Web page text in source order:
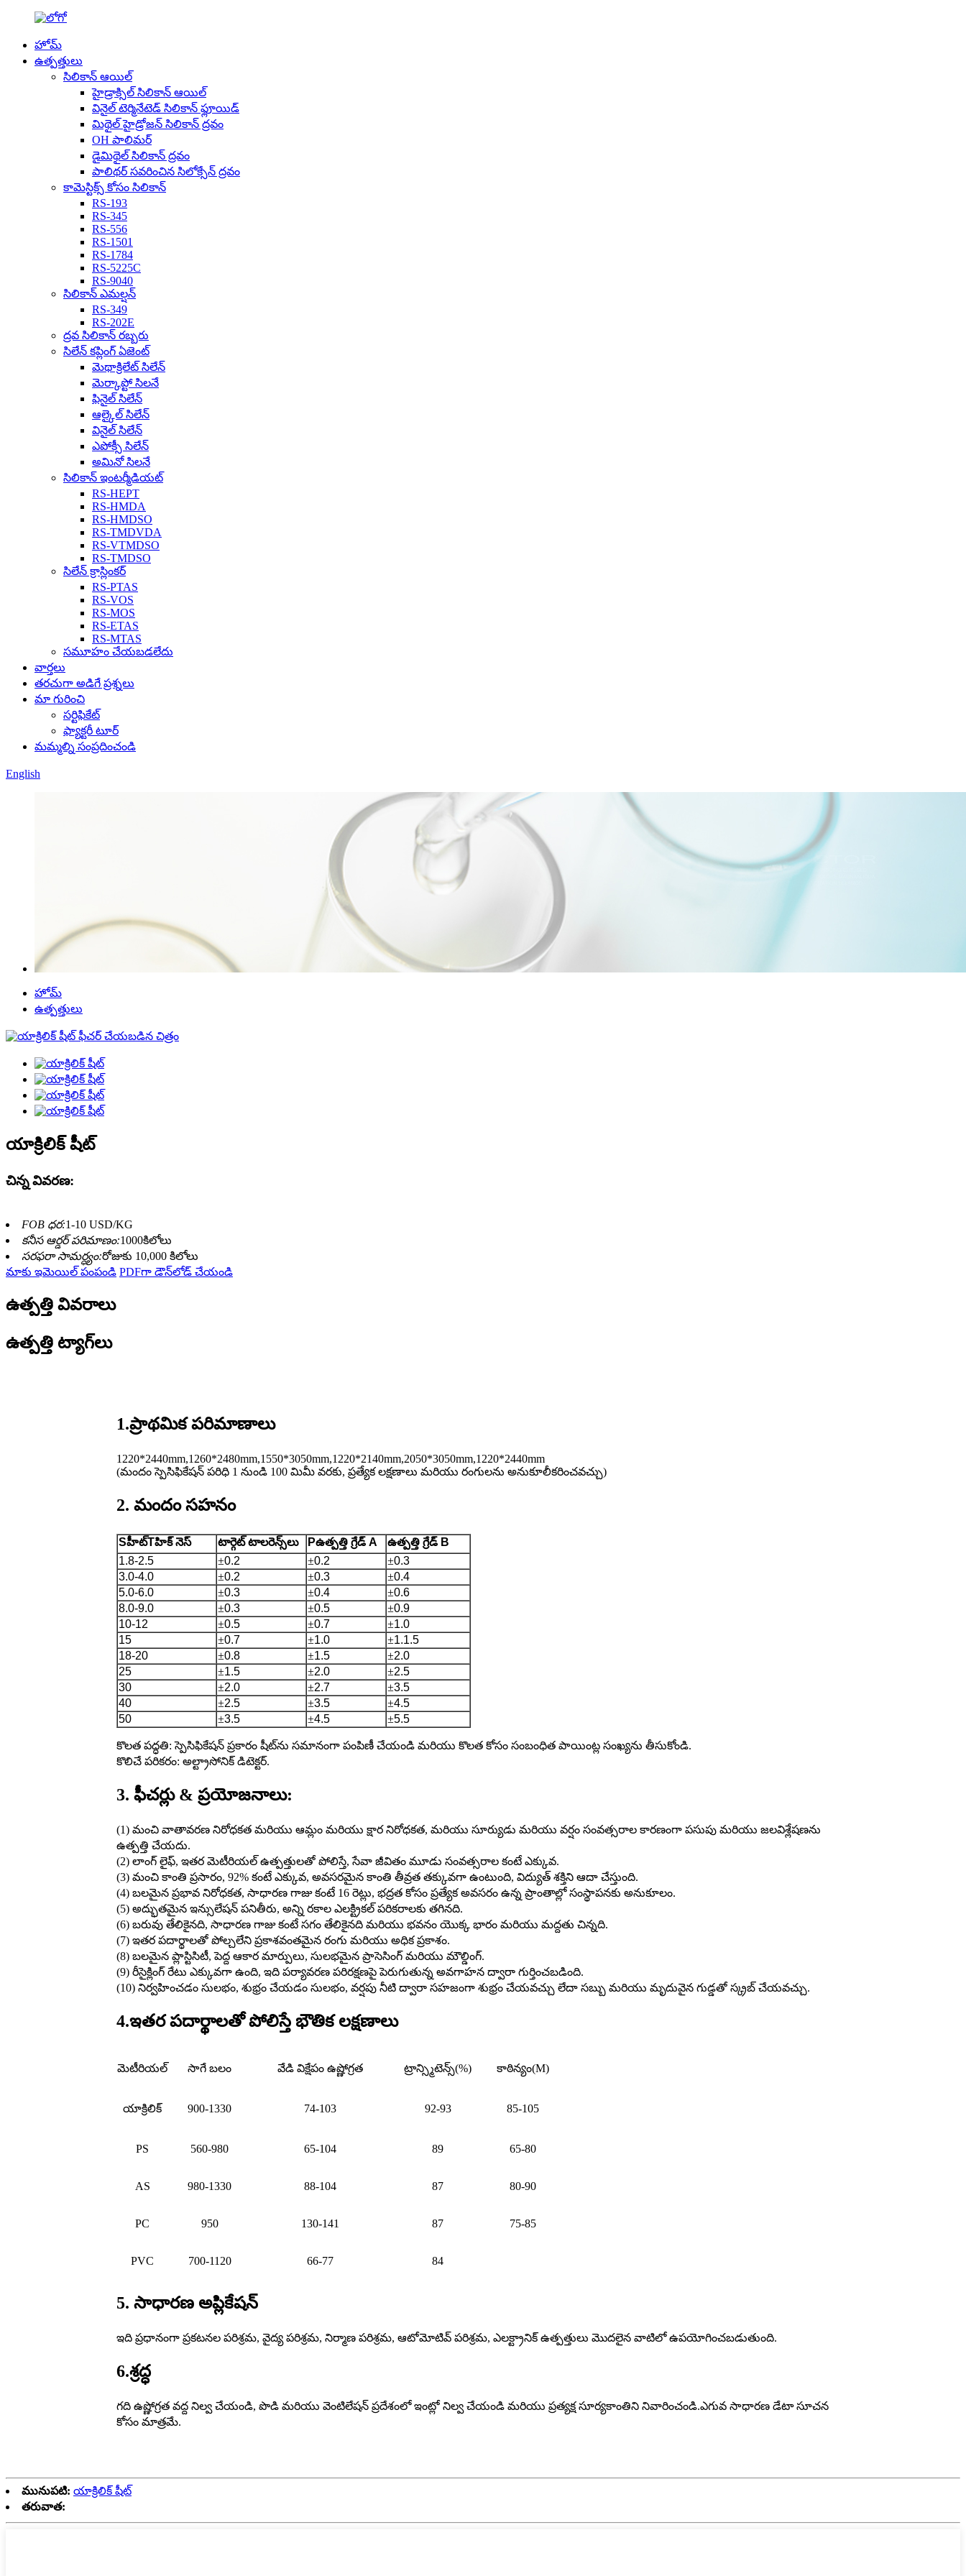
హోమ్
ఉత్పత్తులు
సిలికాన్ ఆయిల్
హైడ్రాక్సిల్ సిలికాన్ ఆయిల్
వినైల్ టెర్మినేటెడ్ సిలికాన్ ఫ్లూయిడ్
మిథైల్ హైడ్రోజన్ సిలికాన్ ద్రవం
OH పాలిమర్
డైమిథైల్ సిలికాన్ ద్రవం
పాలిథర్ సవరించిన సిలోక్సేన్ ద్రవం
కామెస్టిక్స్ కోసం సిలికాన్
RS-193
RS-345
RS-556
RS-1501
RS-1784
RS-5225C
RS-9040
సిలికాన్ ఎమల్షన్
RS-349
RS-202E
ద్రవ సిలికాన్ రబ్బరు
సిలేన్ కప్లింగ్ ఏజెంట్
మెథాక్రిలేట్ సిలేన్
మెర్కాప్టో సిలనే
ఫినైల్ సిలేన్
ఆల్కైల్ సిలేన్
వినైల్ సిలేన్
ఎపోక్సీ సిలేన్
అమినో సిలనే
సిలికాన్ ఇంటర్మీడియట్
RS-HEPT
RS-HMDA
RS-HMDSO
RS-TMDVDA
RS-VTMDSO
RS-TMDSO
సిలేన్ క్రాస్లింకర్
RS-PTAS
RS-VOS
RS-MOS
RS-ETAS
RS-MTAS
సమూహం చేయబడలేదు
వార్తలు
తరచుగా అడిగే ప్రశ్నలు
మా గురించి
సర్టిఫికేట్
ఫ్యాక్టరీ టూర్
మమ్మల్ని సంప్రదించండి
English
హోమ్
ఉత్పత్తులు
యాక్రిలిక్ షీట్
చిన్న వివరణ:
FOB ధర:1-10 USD/KG
కనీస ఆర్డర్ పరిమాణం:1000కిలోలు
సరఫరా సామర్ధ్యం:రోజుకు 10,000 కిలోలు
మాకు ఇమెయిల్ పంపండి PDFగా డౌన్‌లోడ్ చేయండి
ఉత్పత్తి వివరాలు
ఉత్పత్తి ట్యాగ్‌లు
1.ప్రాథమిక పరిమాణాలు
1220*2440mm,1260*2480mm,1550*3050mm,1220*2140mm,2050*3050mm,1220*2440mm
(మందం స్పెసిఫికేషన్ పరిధి 1 నుండి 100 మిమీ వరకు, ప్రత్యేక లక్షణాలు మరియు రంగులను అనుకూలీకరించవచ్చు)
2. మందం సహనం
Sహీట్Tహిక్ నెస్ టార్గెట్ టాలరెన్స్‌లు Pఉత్పత్తి గ్రేడ్ A
ఉత్పత్తి గ్రేడ్ B
1.8-2.5
±0.2 ±0.2 ±0.3
3.0-4.0
±0.2 ±0.3 ±0.4
5.0-6.0
±0.3 ±0.4 ±0.6
8.0-9.0
±0.3 ±0.5 ±0.9
10-12
±0.5 ±0.7 ±1.0
15
±0.7 ±1.0 ±1.1.5
18-20
±0.8 ±1.5 ±2.0
25
±1.5 ±2.0 ±2.5
30
±2.0 ±2.7 ±3.5
40
±2.5 ±3.5 ±4.5
50
±3.5 ±4.5 ±5.5
కొలత పద్ధతి: స్పెసిఫికేషన్ ప్రకారం షీట్‌ను సమానంగా పంపిణీ చేయండి మరియు కొలత కోసం సంబంధిత పాయింట్ల సంఖ్యను తీసుకోండి.
కొలిచే పరికరం: అల్ట్రాసోనిక్ డిటెక్టర్.
3. ఫీచర్లు & ప్రయోజనాలు:
(1) మంచి వాతావరణ నిరోధకత మరియు ఆమ్లం మరియు క్షార నిరోధకత, మరియు సూర్యుడు మరియు వర్షం సంవత్సరాల కారణంగా పసుపు మరియు జలవిశ్లేషణను
ఉత్పత్తి చేయదు.
(2) లాంగ్ లైఫ్, ఇతర మెటీరియల్ ఉత్పత్తులతో పోలిస్తే, సేవా జీవితం మూడు సంవత్సరాల కంటే ఎక్కువ.
(3) మంచి కాంతి ప్రసారం, 92% కంటే ఎక్కువ, అవసరమైన కాంతి తీవ్రత తక్కువగా ఉంటుంది, విద్యుత్ శక్తిని ఆదా చేస్తుంది.
(4) బలమైన ప్రభావ నిరోధకత, సాధారణ గాజు కంటే 16 రెట్లు, భద్రత కోసం ప్రత్యేక అవసరం ఉన్న ప్రాంతాల్లో సంస్థాపనకు అనుకూలం.
(5) అద్భుతమైన ఇన్సులేషన్ పనితీరు, అన్ని రకాల ఎలక్ట్రికల్ పరికరాలకు తగినది.
(6) బరువు తేలికైనది, సాధారణ గాజు కంటే సగం తేలికైనది మరియు భవనం యొక్క భారం మరియు మద్దతు చిన్నది.
(7) ఇతర పదార్థాలతో పోల్చలేని ప్రకాశవంతమైన రంగు మరియు అధిక ప్రకాశం.
(8) బలమైన ప్లాస్టిసిటీ, పెద్ద ఆకార మార్పులు, సులభమైన ప్రాసెసింగ్ మరియు మౌల్డింగ్.
(9) రీసైక్లింగ్ రేటు ఎక్కువగా ఉంది, ఇది పర్యావరణ పరిరక్షణపై పెరుగుతున్న అవగాహన ద్వారా గుర్తించబడింది.
(10) నిర్వహించడం సులభం, శుభ్రం చేయడం సులభం, వర్షపు నీటి ద్వారా సహజంగా శుభ్రం చేయవచ్చు లేదా సబ్బు మరియు మృదువైన గుడ్డతో స్క్రబ్ చేయవచ్చు.
4.ఇతర పదార్థాలతో పోలిస్తే భౌతిక లక్షణాలు
మెటీరియల్ సాగే బలం వేడి విక్షేపం ఉష్ణోగ్రత ట్రాన్స్మిటెన్స్(%) కాఠిన్యం(M)
యాక్రిలిక్ 900-1330 74-103 92-93 85-105
PS 560-980 65-104 89 65-80
AS 980-1330 88-104 87 80-90
PC 950 130-141 87 75-85
PVC 700-1120 66-77 84
5. సాధారణ అప్లికేషన్
ఇది ప్రధానంగా ప్రకటనల పరిశ్రమ, వైద్య పరిశ్రమ, నిర్మాణ పరిశ్రమ, ఆటోమోటివ్ పరిశ్రమ, ఎలక్ట్రానిక్ ఉత్పత్తులు మొదలైన వాటిలో ఉపయోగించబడుతుంది.
6.శ్రద్ధ
గది ఉష్ణోగ్రత వద్ద నిల్వ చేయండి, పొడి మరియు వెంటిలేషన్ ప్రదేశంలో ఇంట్లో నిల్వ చేయండి మరియు ప్రత్యక్ష సూర్యకాంతిని నివారించండి.ఎగువ సాధారణ డేటా సూచన
కోసం మాత్రమే.
మునుపటి: యాక్రిలిక్ షీట్
తరువాత: